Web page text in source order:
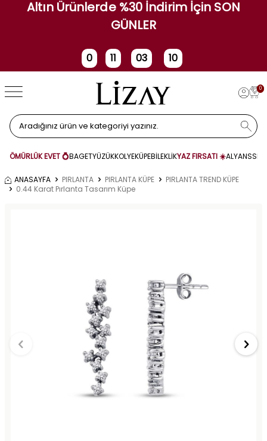
Altın Ürünlerde %30 İndirim İçin SON
GÜNLER
0
Gün
11
Saat
03 10
0
ÖMÜRLÜK EVET 💍BAGETYÜZÜKKOLYEKÜPEBİLEKLİKYAZ FIRSATI ☀️ALYANS
ANASAYFA PIRLANTA PIRLANTA KÜPE
PIRLANTA TREND KÜPE
0.44 Karat Pırlanta Tasarım Küpe